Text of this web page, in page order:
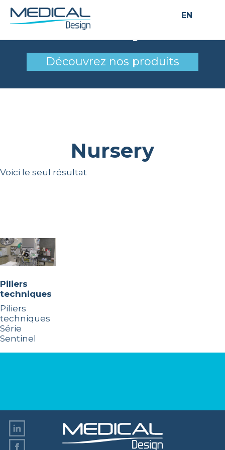
EN
Nursery
Découvrez nos produits
Nursery
Voici le seul résultat
Piliers
techniques
Piliers
techniques
Série
Sentinel